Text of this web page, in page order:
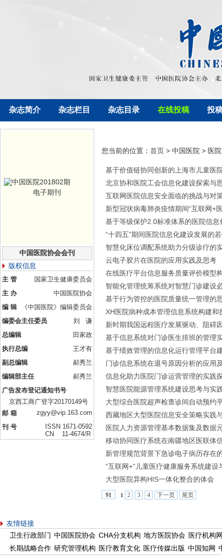
杂志简介 杂志栏目 杂志目录 在线投稿 投
电子期刊
中国医院协会会刊
版权信息
主 管
国家卫生健康委员会
主 办
中国医院协会
编 辑
《中国医院》编辑委员会
编委会主任委员
刘 谦
总编辑
田家政
执行总编
王才有
副总编辑
郝秀兰
编辑部主任
郝秀兰
广告发布登记通知书号
京西工商广登字20170149号
邮 箱
zgyy@vip.163.com
刊 号
ISSN 1671-0592
CN 11-4674/R
您当前的位置： 首页 > 中国医院 > 医
基于价值链协同创新的上海市儿童医
北京协和医院工会信息化建设探索与
互联网医院信息安全面临的挑战与对
新型冠状病毒肺炎疫情期间“互联网+
基于等级保护2.0标准体系的医院信息
“十四五”期间医院信息化建设发展的
智慧化床位调配系统助力分级诊疗的
云电子胶片在医院的应用实践及思考
在线医疗平台信息服务质量评价模型
智能化管理统筹系统对智慧门诊建设
基于行为管控的医院质量统一管理的
XH医院病种成本管理信息系统构建和
新时期我国远程医疗发展驱动、阻碍
基于信息系统对门诊医生排班的管理
基于绩效管理的信息化运行管理平台
门诊信息系统在退号原因分析的应用
信息化助力医院门诊运营管理的实践
智慧医院能源管理系统建设思考与实
大型综合医院超声检查诊间自动预约
西藏地区大型医院信息安全策略实践
医院人力资源管理基本数据集及数据
移动协同医疗系统在南疆地区医联体
新管理规范背景下急诊电子病历存在
“互联网+”儿童医疗健康服务系统建设
大型医院异构HIS一体化整合的体会
91 1 2 3 4 下一页 尾页
友情链接
卫生行政部门 中国医院协会 CHA分支机构 地方医院协会 医疗机构
长期战略合作 研究管理机构 医疗教育文化 医疗传媒出版 中国知网